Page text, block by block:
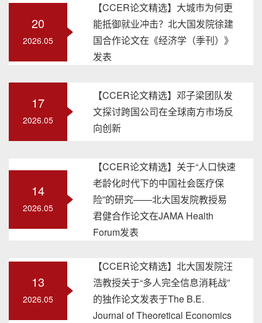
20
2026.05
【CCER论文精选】大城市为何更
能抵御就业冲击？北大国发院徐建
国合作论文在《经济学（季刊）》
发表
17
2026.05
【CCER论文精选】邓子梁团队发
文探讨跨国公司在全球南方市场反
向创新
14
2026.05
【CCER论文精选】关于“人口快速
老龄化时代下的中国社会医疗保
险”的研究——北大国发院教授易
君健合作论文在JAMA Health
Forum发表
13
2026.05
【CCER论文精选】北大国发院汪
浩教授关于“多人完全信息消耗战”
的独作论文发表于The B.E.
Journal of Theoretical Economics